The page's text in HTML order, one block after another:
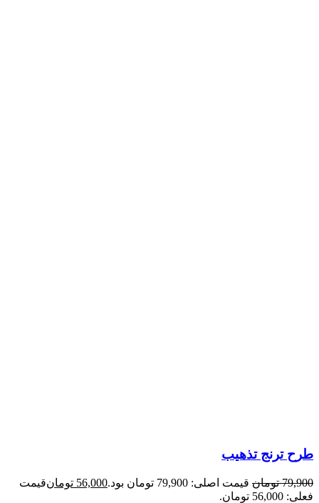
طرح ترنج تذهیب
79,900 تومان قیمت اصلی: 79,900 تومان بود. 56,000 تومانقیمت
فعلی: 56,000 تومان.